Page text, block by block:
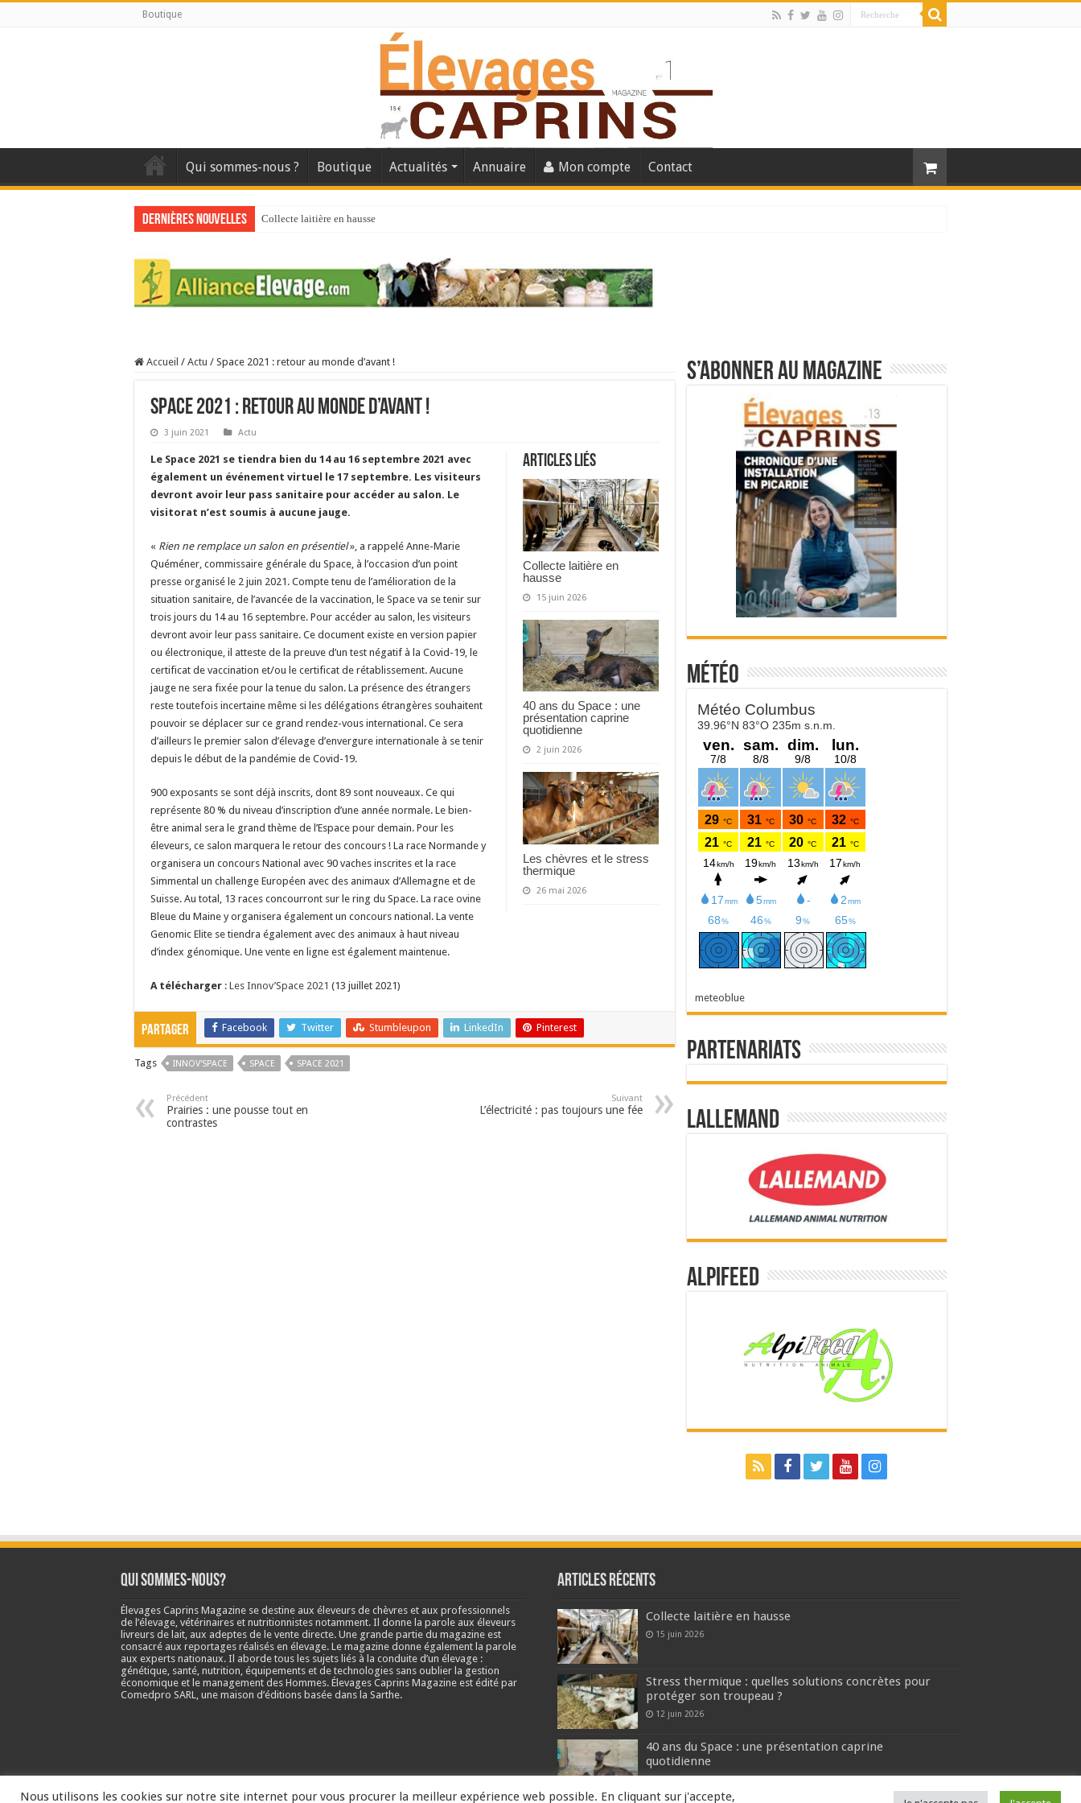
Boutique
Qui sommes-nous ? Boutique Actualités Annuaire Mon compte Contact
Dernières nouvelles Collecte laitière en hausse
40 ans du Space : une présentation caprine quotidienne
Les chèvres et le stress thermique
Accueil / Actu / Space 2021 : retour au monde d’avant !
Space 2021 : retour au monde d’avant !
3 juin 2021 Actu
Articles liés
Collecte laitière en
hausse
15 juin 2026
40 ans du Space : une
présentation caprine
quotidienne
2 juin 2026
Les chèvres et le stress
thermique
26 mai 2026
Le Space 2021 se tiendra bien du 14 au 16 septembre 2021 avec
également un événement virtuel le 17 septembre. Les visiteurs
devront avoir leur pass sanitaire pour accéder au salon. Le
visitorat n’est soumis à aucune jauge.
« Rien ne remplace un salon en présentiel», a rappelé Anne-Marie
Quéméner, commissaire générale du Space, à l’occasion d’un point
presse organisé le 2 juin 2021. Compte tenu de l’amélioration de la
situation sanitaire, de l’avancée de la vaccination, le Space va se tenir sur
trois jours du 14 au 16 septembre. Pour accéder au salon, les visiteurs
devront avoir leur pass sanitaire. Ce document existe en version papier
ou électronique, il atteste de la preuve d’un test négatif à la Covid-19, le
certificat de vaccination et/ou le certificat de rétablissement. Aucune
jauge ne sera fixée pour la tenue du salon. La présence des étrangers
reste toutefois incertaine même si les délégations étrangères souhaitent
pouvoir se déplacer sur ce grand rendez-vous international. Ce sera
d’ailleurs le premier salon d’élevage d’envergure internationale à se tenir
depuis le début de la pandémie de Covid-19.
900 exposants se sont déjà inscrits, dont 89 sont nouveaux. Ce qui
représente 80 % du niveau d’inscription d’une année normale. Le bien-
être animal sera le grand thème de l’Espace pour demain. Pour les
éleveurs, ce salon marquera le retour des concours ! La race Normande y
organisera un concours National avec 90 vaches inscrites et la race
Simmental un challenge Européen avec des animaux d’Allemagne et de
Suisse. Au total, 13 races concourront sur le ring du Space. La race ovine
Bleue du Maine y organisera également un concours national. La vente
Genomic Elite se tiendra également avec des animaux à haut niveau
d’index génomique. Une vente en ligne est également maintenue.
A télécharger : Les Innov’Space 2021 (13 juillet 2021)
Partager Facebook Twitter Stumbleupon LinkedIn Pinterest
Tags INNOV'SPACE SPACE SPACE 2021
Précédent
Prairies : une pousse tout en
contrastes
Suivant
L’électricité : pas toujours une fée
S’abonner au magazine
Météo
meteoblue
Partenariats
Lallemand
Alpifeed
Qui sommes-nous?
Élevages Caprins Magazine se destine aux éleveurs de chèvres et aux professionnels
de l’élevage, vétérinaires et nutritionnistes notamment. Il donne la parole aux éleveurs
livreurs de lait, aux adeptes de le vente directe. Une grande partie du magazine est
consacré aux reportages réalisés en élevage. Le magazine donne également la parole
aux experts nationaux. Il aborde tous les sujets liés à la conduite d’un élevage :
génétique, santé, nutrition, équipements et de technologies sans oublier la gestion
économique et le management des Hommes. Élevages Caprins Magazine est édité par
Comedpro SARL, une maison d’éditions basée dans la Sarthe.
Articles récents
Collecte laitière en hausse
15 juin 2026
Stress thermique : quelles solutions concrètes pour
protéger son troupeau ?
12 juin 2026
40 ans du Space : une présentation caprine
quotidienne
2 juin 2026
Nous utilisons les cookies sur notre site internet pour vous procurer la meilleur expérience web possible. En cliquant sur j'accepte,